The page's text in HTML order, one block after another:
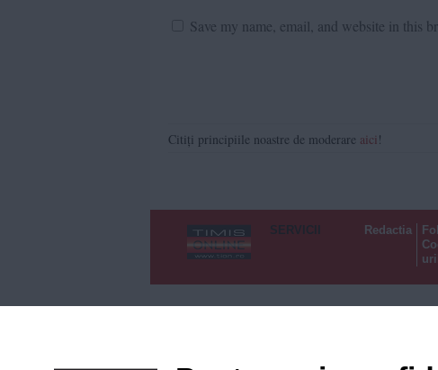
Save my name, email, and website in this
Citiți principiile noastre de moderare aici!
SERVICII Redactia